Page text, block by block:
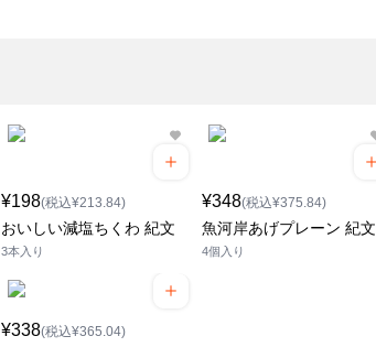
¥198(税込¥213.84)
おいしい減塩ちくわ 紀文
3本入り
¥348(税込¥375.84)
魚河岸あげプレーン 紀文
4個入り
¥338(税込¥365.04)